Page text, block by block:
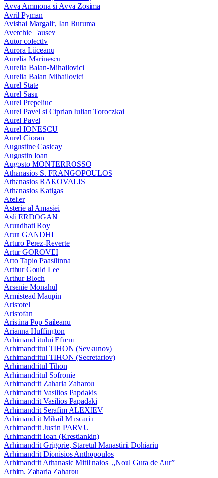
Avva Ammona si Avva Zosima
Avril Pyman
Avishai Margalit, Ian Buruma
Averchie Tausev
Autor colectiv
Aurora Liiceanu
Aurelia Marinescu
Aurelia Balan-Mihailovici
Aurelia Balan Mihailovici
Aurel State
Aurel Sasu
Aurel Prepeliuc
Aurel Pavel si Ciprian Iulian Toroczkai
Aurel Pavel
Aurel IONESCU
Aurel Cioran
Augustine Casiday
Augustin Ioan
Augosto MONTERROSSO
Athanasios S. FRANGOPOULOS
Athanasios RAKOVALIS
Athanasios Katigas
Atelier
Asterie al Amasiei
Asli ERDOGAN
Arundhati Roy
Arun GANDHI
Arturo Perez-Reverte
Artur GOROVEI
Arto Tapio Paasilinna
Arthur Gould Lee
Arthur Bloch
Arsenie Monahul
Armistead Maupin
Aristotel
Aristofan
Aristina Pop Saileanu
Arianna Huffington
Arhimandritului Efrem
Arhimandritul TIHON (Sevkunov)
Arhimandritul TIHON (Secretariov)
Arhimandritul Tihon
Arhimandritul Sofronie
Arhimandrit Zaharia Zaharou
Arhimandrit Vasilios Papdakis
Arhimandrit Vasilios Papadaki
Arhimandrit Serafim ALEXIEV
Arhimandrit Mihail Muscariu
Arhimandrit Justin PARVU
Arhimandrit Ioan (Krestiankin)
Arhimandrit Grigorie, Staretul Manastirii Dohiariu
Arhimandrit Dionisios Anthopoulos
Arhimandrit Athanasie Mitilinaios, „Noul Gura de Aur”
Arhim. Zaharia Zaharou